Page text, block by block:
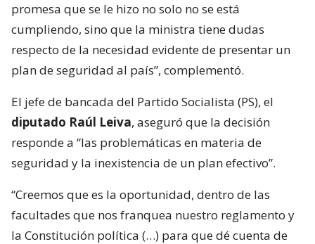
promesa que se le hizo no solo no se está
cumpliendo, sino que la ministra tiene dudas
respecto de la necesidad evidente de presentar un
plan de seguridad al país”, complementó.
El jefe de bancada del Partido Socialista (PS), el
diputado Raúl Leiva, aseguró que la decisión
responde a “las problemáticas en materia de
seguridad y la inexistencia de un plan efectivo”.
“Creemos que es la oportunidad, dentro de las
facultades que nos franquea nuestro reglamento y
la Constitución política (…) para que dé cuenta de